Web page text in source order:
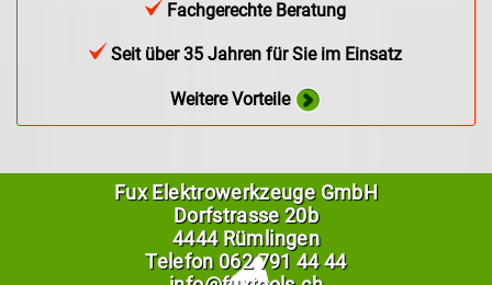
Fachgerechte Beratung
Seit über 35 Jahren für Sie im Einsatz
Weitere Vorteile
Fux Elektrowerkzeuge GmbH
Dorfstrasse 20b
4444 Rümlingen
Telefon 062 791 44 44